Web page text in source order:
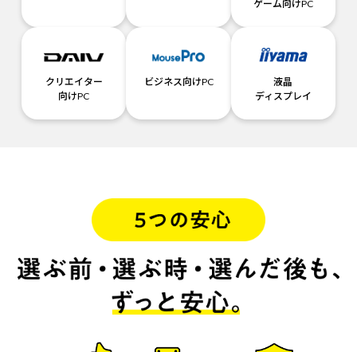
ゲーム向けPC
クリエイター
向けPC
ビジネス向けPC
液晶
ディスプレイ